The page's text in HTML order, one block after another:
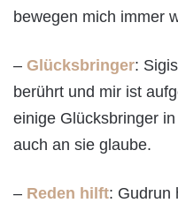
bewegen mich immer
– Glücksbringer:
berührt und mir ist
einige Glücksbringer
auch an sie glaube.
– Reden hilft: Gudrun